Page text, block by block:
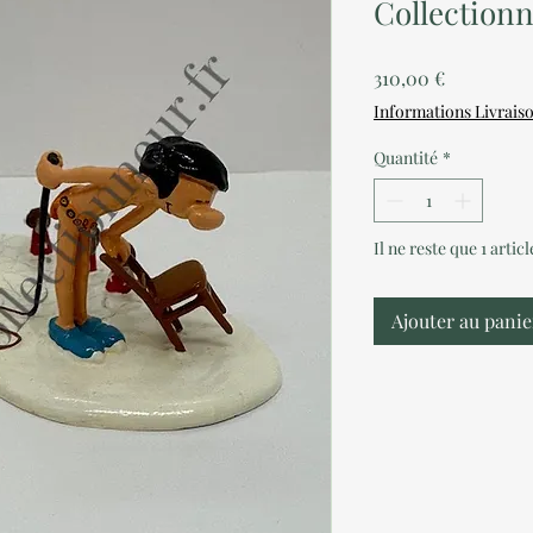
310,00 €Prix
Informations
Quantité *
Il ne reste que 1
Ajouter au